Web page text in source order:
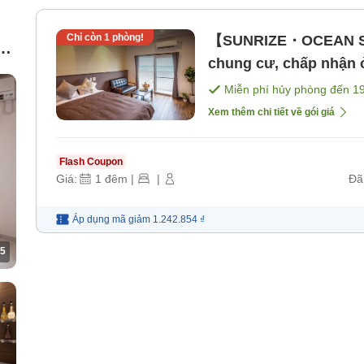
5
Chỉ còn 1phòng!
【SUNRIZE・
chung cư, chấp nhận
bao gồm bữa ăn]
Miễn phí hủy phòng đến
Xem thêm chi tiết về gói giá
Flash Coupon
Giá: 1 đêm | | Đã
Áp dụng mã giảm 1.242.854 ₫